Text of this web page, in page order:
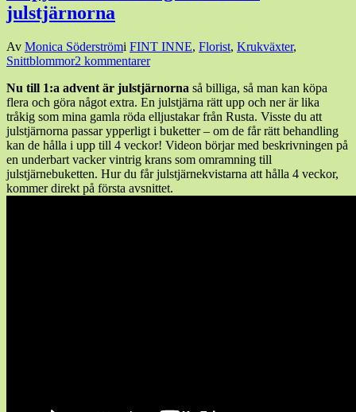
julstjärnorna
Den
24
201427
november,
2014
Av Monica Söderströmi FINT INNE, Florist, Krukväxter,
Snittblommor2 kommentarer
Nu till 1:a advent är julstjärnorna så billiga, så man kan köpa
flera och göra något extra. En julstjärna rätt upp och ner är lika
tråkig som mina gamla röda elljustakar från Rusta. Visste du att
julstjärnorna passar ypperligt i buketter – om de får rätt behandling
kan de hålla i upp till 4 veckor! Videon börjar med beskrivningen på
en underbart vacker vintrig krans som omramning till
julstjärnebuketten. Hur du får julstjärnekvistarna att hålla 4 veckor,
kommer direkt på första avsnittet.